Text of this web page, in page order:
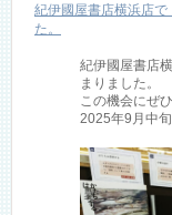
紀伊國屋書店横浜店
た。
紀伊國屋書店
まりました。
この機会にぜ
2025年9月中旬